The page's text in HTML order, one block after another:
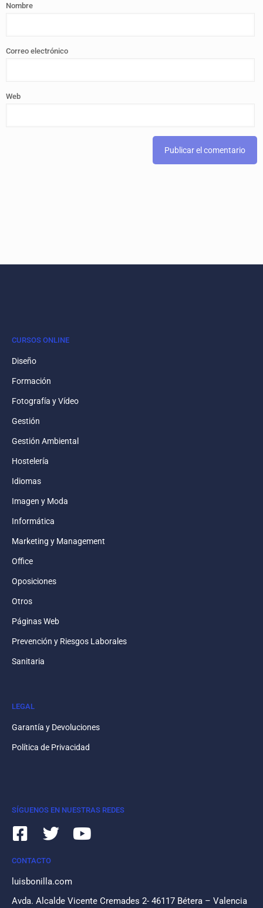
Nombre
Correo electrónico
Web
CURSOS ONLINE
Diseño
Formación
Fotografía y Vídeo
Gestión
Gestión Ambiental
Hostelería
Idiomas
Imagen y Moda
Informática
Marketing y Management
Office
Oposiciones
Otros
Páginas Web
Prevención y Riesgos Laborales
Sanitaria
LEGAL
Garantía y Devoluciones
Política de Privacidad
SÍGUENOS EN NUESTRAS REDES
CONTACTO
luisbonilla.com
Avda. Alcalde Vicente Cremades 2- 46117 Bétera – Valencia